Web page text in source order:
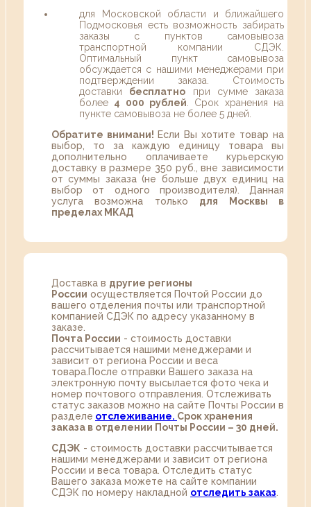
для Московской области и ближайшего
Подмосковья есть возможность забирать
заказы с пунктов самовывоза
транспортной компании СДЭК.
Оптимальный пункт самовывоза
обсуждается с нашими менеджерами при
подтверждении заказа. Стоимость
доставки бесплатно при сумме заказа
более 4 000 рублей . Срок хранения на
пункте самовывоза не более 5 дней.
Обратите внимани! Если Вы хотите товар на
выбор, то за каждую единицу товара вы
дополнительно оплачиваете курьерскую
доставку в размере 350 руб., вне зависимости
от суммы заказа (не больше двух единиц на
выбор от одного производителя). Данная
услуга возможна только для Москвы в
пределах МКАД
Доставка в другие регионы
России осуществляется Почтой России до
вашего отделения почты или транспортной
компанией СДЭК по адресу указанному в
заказе.
Почта России - стоимость доставки
рассчитывается нашими менеджерами и
зависит от региона России и веса
товара.После отправки Вашего заказа на
электронную почту высылается фото чека и
номер почтового отправления. Отслеживать
статус заказов можно на сайте Почты России в
разделе oтслеживание. Срок хранения
заказа в отделении Почты России – 30 дней.
СДЭК - стоимость доставки рассчитывается
нашими менеджерами и зависит от региона
России и веса товара. Отследить статус
Вашего заказа можете на сайте компании
СДЭК по номеру накладной отследить заказ